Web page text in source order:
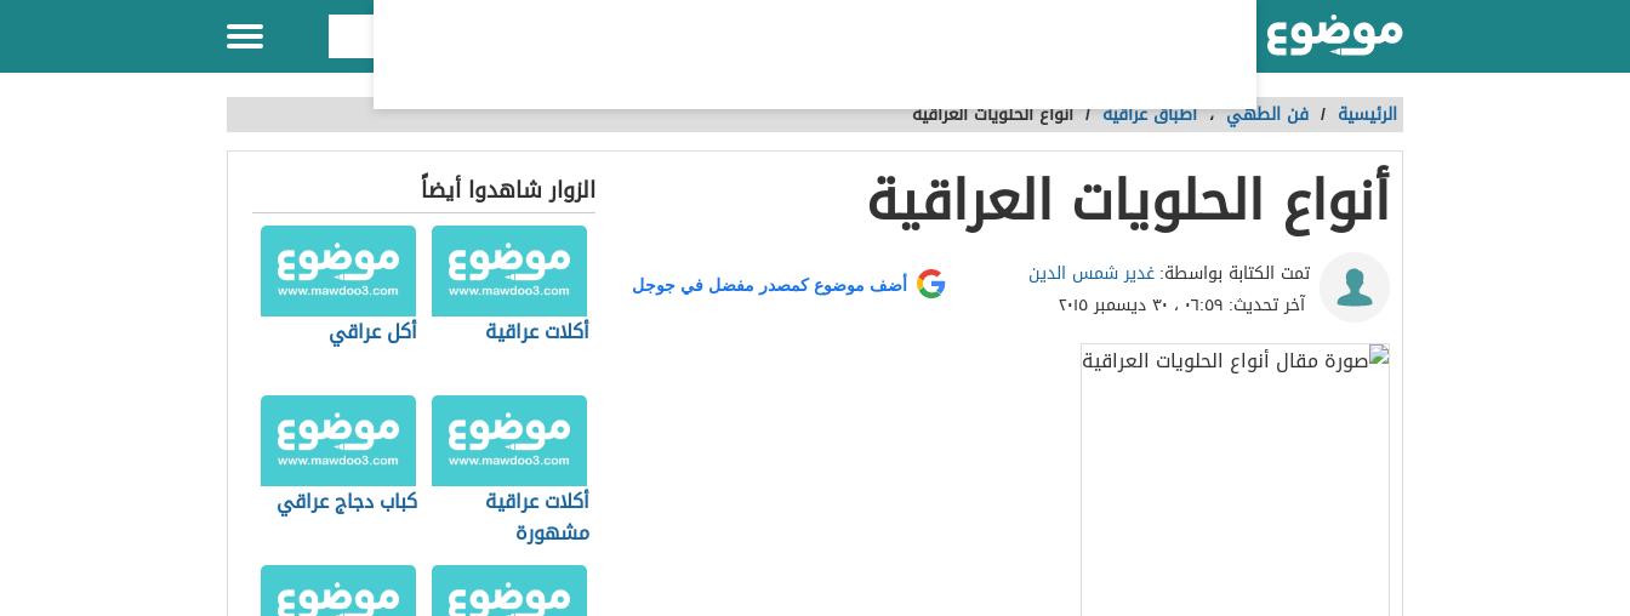
الرئيسية / فن الطهي،أطباق عراقية /أنواع الحلويات العراقية
أنواع الحلويات العراقية
تمت الكتابة بواسطة:غدير شمس الدين
آخر تحديث: ٠٦:٥٩ ، ٣٠ ديسمبر ٢٠١٥
أضف موضوع كمصدر مفضل في جوجل
الزوار شاهدوا أيضاً
أكلات عراقية أكل عراقي
أكلات عراقية
مشهورة
كباب دجاج عراقي